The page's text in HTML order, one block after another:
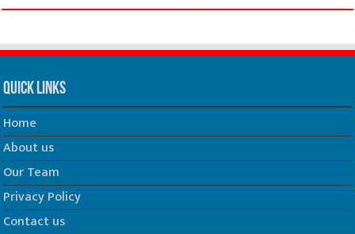
Quick Links
Home
About us
Our Team
Privacy Policy
Contact us